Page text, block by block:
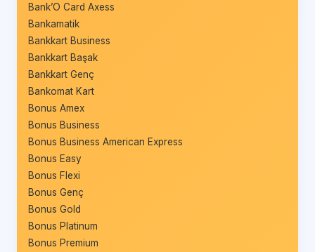
Bank’O Card Axess
Bankamatik
Bankkart Business
Bankkart Başak
Bankkart Genç
Bankomat Kart
Bonus Amex
Bonus Business
Bonus Business American Express
Bonus Easy
Bonus Flexi
Bonus Genç
Bonus Gold
Bonus Platinum
Bonus Premium